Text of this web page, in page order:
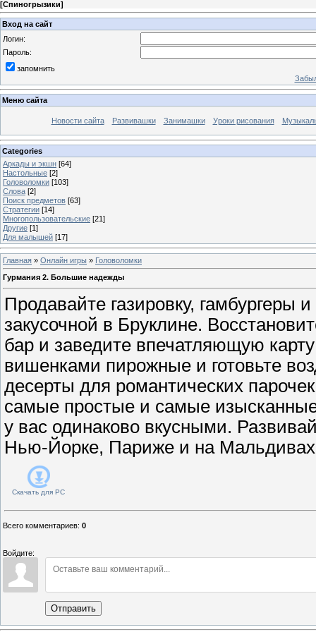
[Спиногрызики]
Вход на сайт
Логин:
Пароль:
запомнить
Меню сайта
Новости сайта Развивашки Занимашки Уроки рисования
Categories
Аркады и экшн [64]
Настольные [2]
Головоломки [103]
Слова [2]
Поиск предметов [63]
Стратегии [14]
Многопользовательские [21]
Другие [1]
Для малышей [17]
Главная » Онлайн игры » Головоломки
Гурмания 2. Большие надежды
Продавайте газировку, гамбургеры
закусочной в Бруклине.
бар и заведите впечатляющую
вишенками пирожные и готовьте
десерты для романтических
самые простые и самые
у вас одинаково вкусными.
Нью-Йорке, Париже и на
Скачать для PC
Всего комментариев: 0
Войдите:
Отправить